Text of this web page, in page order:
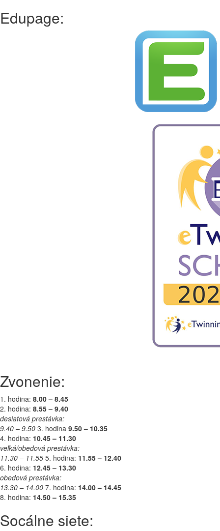
Edupage:
Zvonenie:
1. hodina: 8.00 – 8.45
2. hodina: 8.55 – 9.40
desiatová prestávka:
9.40 – 9.50 3. hodina 9.50 – 10.35
4. hodina: 10.45 – 11.30
veľká/obedová prestávka:
11.30 – 11.55 5. hodina: 11.55 – 12.40
6. hodina: 12.45 – 13.30
obedová prestávka:
13.30 – 14.00 7. hodina: 14.00 – 14.45
8. hodina: 14.50 – 15.35
Socálne siete: